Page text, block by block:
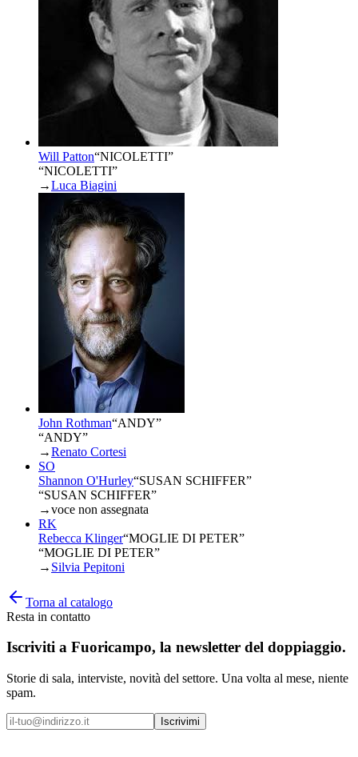
Will Patton“NICOLETTI”
“NICOLETTI”
→Luca Biagini
John Rothman“ANDY”
“ANDY”
→Renato Cortesi
SO
Shannon O'Hurley“SUSAN SCHIFFER”
“SUSAN SCHIFFER”
→voce non assegnata
RK
Rebecca Klinger“MOGLIE DI PETER”
“MOGLIE DI PETER”
→ Silvia Pepitoni
Torna al catalogo
Resta in contatto
Iscriviti a Fuoricampo, la newsletter del doppiaggio.
Storie di sala, interviste, novità del settore. Una volta al mese, niente
spam.
Iscrivimi